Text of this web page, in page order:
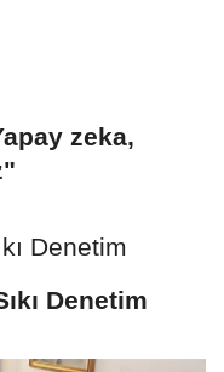
zeka,
Denetim